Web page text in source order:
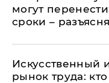
могут
сроки –
Искусственный
рынок труда: